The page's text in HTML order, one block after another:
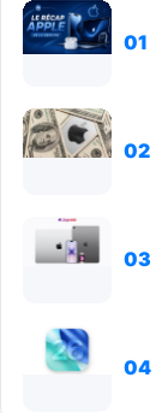
01
02
03
04